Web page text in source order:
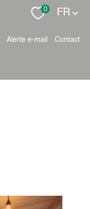
0 Langue
FR
alerte e-mail contact